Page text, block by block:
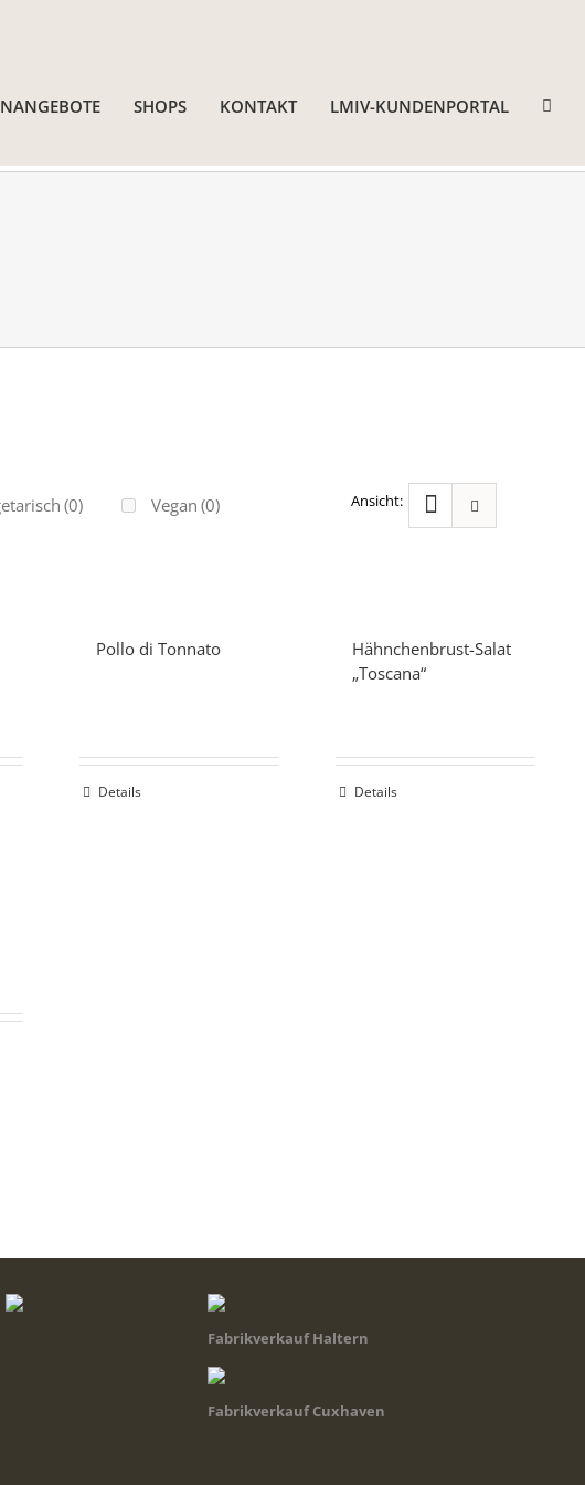
SHOPS KONTAKT LMIV-KUNDENPORTAL
(0) Vegan (0)
Pollo di Tonnato
Details
Hähnchenbrust-Salat
„Toscana“
Details
Fabrikverkauf Haltern
Fabrikverkauf Cuxhaven